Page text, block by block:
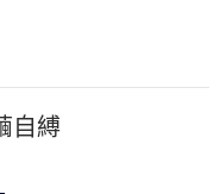
自縛